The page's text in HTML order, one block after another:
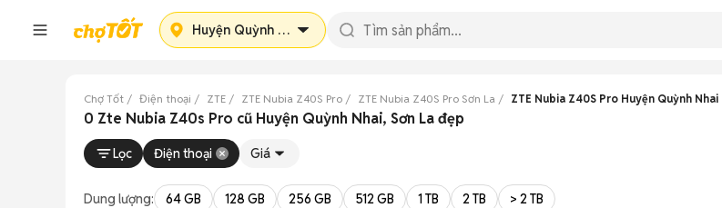
Huyện Quỳnh Nhai
Chợ Tốt Điện thoại ZTE ZTE Nubia Z40S Pro ZTE Nubia Z40S Pro Sơn La ZTE Nubia Z40S Pro Huyện Quỳnh Nhai
0 Zte Nubia Z40s Pro cũ Huyện Quỳnh Nhai, Sơn La đẹp
Lọc Điện thoại Giá
Dung lượng: 64 GB 128 GB 256 GB 512 GB 1 TB 2 TB > 2 TB